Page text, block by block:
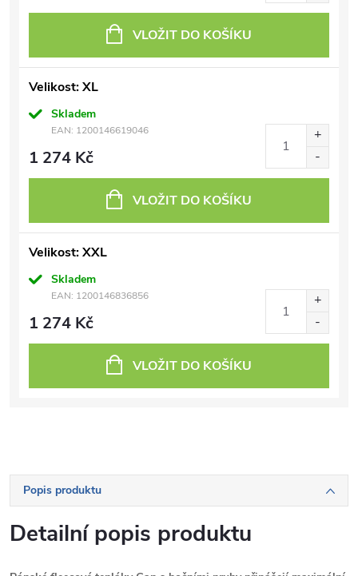
VLOŽIT DO KOŠÍKU
Velikost: XL
Skladem
EAN: 1200146619046
1 274 Kč
VLOŽIT DO KOŠÍKU
Velikost: XXL
Skladem
EAN: 1200146836856
1 274 Kč
VLOŽIT DO KOŠÍKU
Popis produktu
Detailní popis produktu